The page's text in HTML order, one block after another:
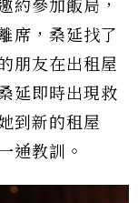
約參加飯局，
席，桑延找了
朋友在出租屋
延即時出現救
到新的租屋
通教訓。